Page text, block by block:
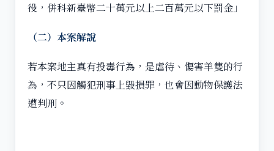
役，併科新臺幣二十萬元以上二百萬元以下罰金」
（二）本案解說
若本案地主真有投毒行為，是虐待、傷害羊隻的行
為，不只因觸犯刑事上毀損罪，也會因動物保護法
遭判刑。